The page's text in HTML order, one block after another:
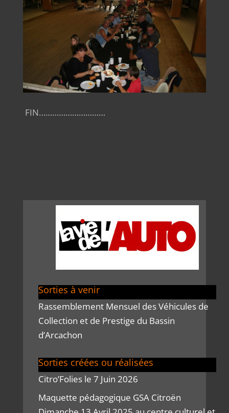
FIN…………………………
Sorties à venir
Rassemblement Mensuel des Véhicules de
Collection et de Prestige du Bassin
d’Arcachon
Sorties créées ou réalisées
Citro’Folies le 7 Juin 2026
Maquette pédagogique GSA Citroën